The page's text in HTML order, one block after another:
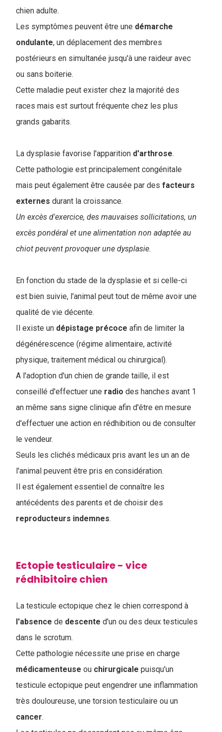
chien adulte.
Les symptômes peuvent être une démarche
ondulante, un déplacement des membres
postérieurs en simultanée jusqu'à une raideur avec
ou sans boiterie.
Cette maladie peut exister chez la majorité des
races mais est surtout fréquente chez les plus
grands gabarits.
La dysplasie favorise l'apparition d'arthrose.
Cette pathologie est principalement congénitale
mais peut également être causée par des facteurs
externes durant la croissance.
Un excès d'exercice, des mauvaises sollicitations, un
excès pondéral et une alimentation non adaptée au
chiot peuvent provoquer une dysplasie.
En fonction du stade de la dysplasie et si celle-ci
est bien suivie, l'animal peut tout de même avoir une
qualité de vie décente.
Il existe un dépistage précoce afin de limiter la
dégénérescence (régime alimentaire, activité
physique, traitement médical ou chirurgical).
A l'adoption d'un chien de grande taille, il est
conseillé d'effectuer une radio des hanches avant 1
an même sans signe clinique afin d'être en mesure
d'effectuer une action en rédhibition ou de consulter
le vendeur.
Seuls les clichés médicaux pris avant les un an de
l'animal peuvent être pris en considération.
Il est également essentiel de connaître les
antécédents des parents et de choisir des
reproducteurs indemnes.
Ectopie testiculaire - vice
rédhibitoire chien
La testicule ectopique chez le chien correspond à
l'absence de descente d'un ou des deux testicules
dans le scrotum.
Cette pathologie nécessite une prise en charge
médicamenteuse ou chirurgicale puisqu'un
testicule ectopique peut engendrer une inflammation
très douloureuse, une torsion testiculaire ou un
cancer.